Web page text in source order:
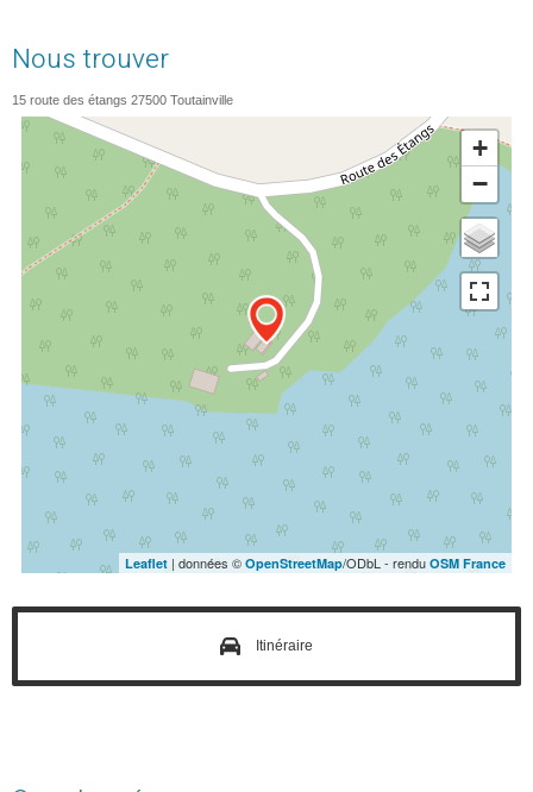
Nous trouver
15 route des étangs 27500 Toutainville
+
−
Leaflet | données © OpenStreetMap/ODbL - rendu OSM France
Itinéraire